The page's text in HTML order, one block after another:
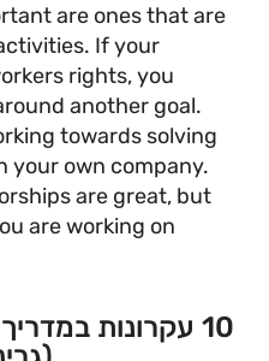
are ones that are
If your
rights, you
another goal.
towards solving
your own company.
are great, but
are working on
10 עקרונות